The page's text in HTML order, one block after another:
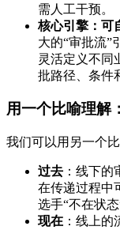
需人工干预。
核心引擎：可
大的“审批流”
灵活定义不同
批路径、条件
用一个比喻理解
我们可以用另一个
过去 ：线下
在传递过程中
选手“不在状
现在 ：线上